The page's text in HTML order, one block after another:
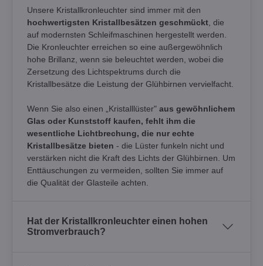
Unsere Kristallkronleuchter sind immer mit den
hochwertigsten Kristallbesätzen geschmückt , die
auf modernsten Schleifmaschinen hergestellt werden.
Die Kronleuchter erreichen so eine außergewöhnlich
hohe Brillanz, wenn sie beleuchtet werden, wobei die
Zersetzung des Lichtspektrums durch die
Kristallbesätze die Leistung der Glühbirnen vervielfacht.
Wenn Sie also einen „Kristalllüster" aus gewöhnlichem
Glas oder Kunststoff kaufen, fehlt ihm die
wesentliche Lichtbrechung, die nur echte
Kristallbesätze bieten - die Lüster funkeln nicht und
verstärken nicht die Kraft des Lichts der Glühbirnen. Um
Enttäuschungen zu vermeiden, sollten Sie immer auf
die Qualität der Glasteile achten.
Hat der Kristallkronleuchter einen hohen
Stromverbrauch?